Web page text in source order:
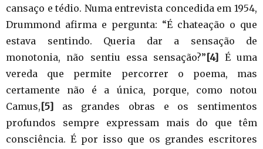
cansaço e tédio. Numa entrevista concedida em 1954,
Drummond afirma e pergunta: “É chateação o que
estava sentindo. Queria dar a sensação de
monotonia, não sentiu essa sensação?” [4]
É uma
vereda que permite percorrer o poema, mas
certamente não é a única, porque, como notou
Camus, [5]
as grandes obras e os sentimentos
profundos sempre expressam mais do que têm
consciência. É por isso que os grandes escritores